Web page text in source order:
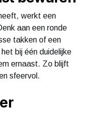
werkt een
aan een ronde
takken of een
bij één duidelijke
ernaast. Zo blijft
sfeervol.